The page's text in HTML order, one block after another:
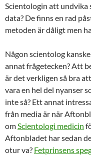
Scientologin att undvika
data? De finns en rad
metoden är dåligt men
Någon scientolog
annat frågetecken? Att
är det verkligen så bra
vara en hel del nyanser
inte så? Ett annat
från media är när
om Scientologi medicin
Aftonbladet har sedan
otur va? Fetprinsens